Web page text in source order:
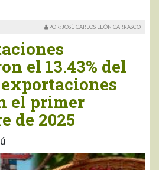
POR: JOSÉ CARLOS LEÓN CARRASCO
el 13.43% del
el primer
de 2025